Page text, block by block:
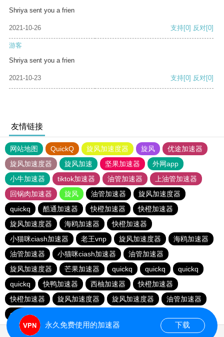
Shriya sent you a frien
2021-10-26 支持[0] 反对[0]
游客
Shriya sent you a frien
2021-10-23 支持[0] 反对[0]
友情链接
网站地图 QuickQ 旋风加速度器 旋风
优途加速器
旋风加速度器
旋风加速 坚果加速器
外网app
小牛加速器
tiktok加速器 油管加速器
上油管加速器
回锅肉加速器
旋风 油管加速器
旋风加速度器
quickq
酷通加速器 快橙加速器
快橙加速器
旋风加速度器
海鸥加速器
快橙加速器
小猫咪ciash加速器
老王vnp 旋风加速度器
海鸥加速器
油管加速器
小猫咪ciash加速器
油管加速器
旋风加速度器
芒果加速器 quickq quickq
quickq
quickq
快鸭加速器 西柚加速器
快橙加速器
快橙加速器
旋风加速度器 旋风加速度器
油管加速器
quickq
永久免费使用的加速器 下载